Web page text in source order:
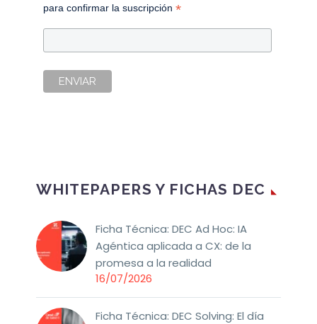
para confirmar la suscripción*
WHITEPAPERS Y FICHAS DEC
Ficha Técnica: DEC Ad Hoc: IA
Agéntica aplicada a CX: de la
promesa a la realidad
16/07/2026
Ficha Técnica: DEC Solving: El día